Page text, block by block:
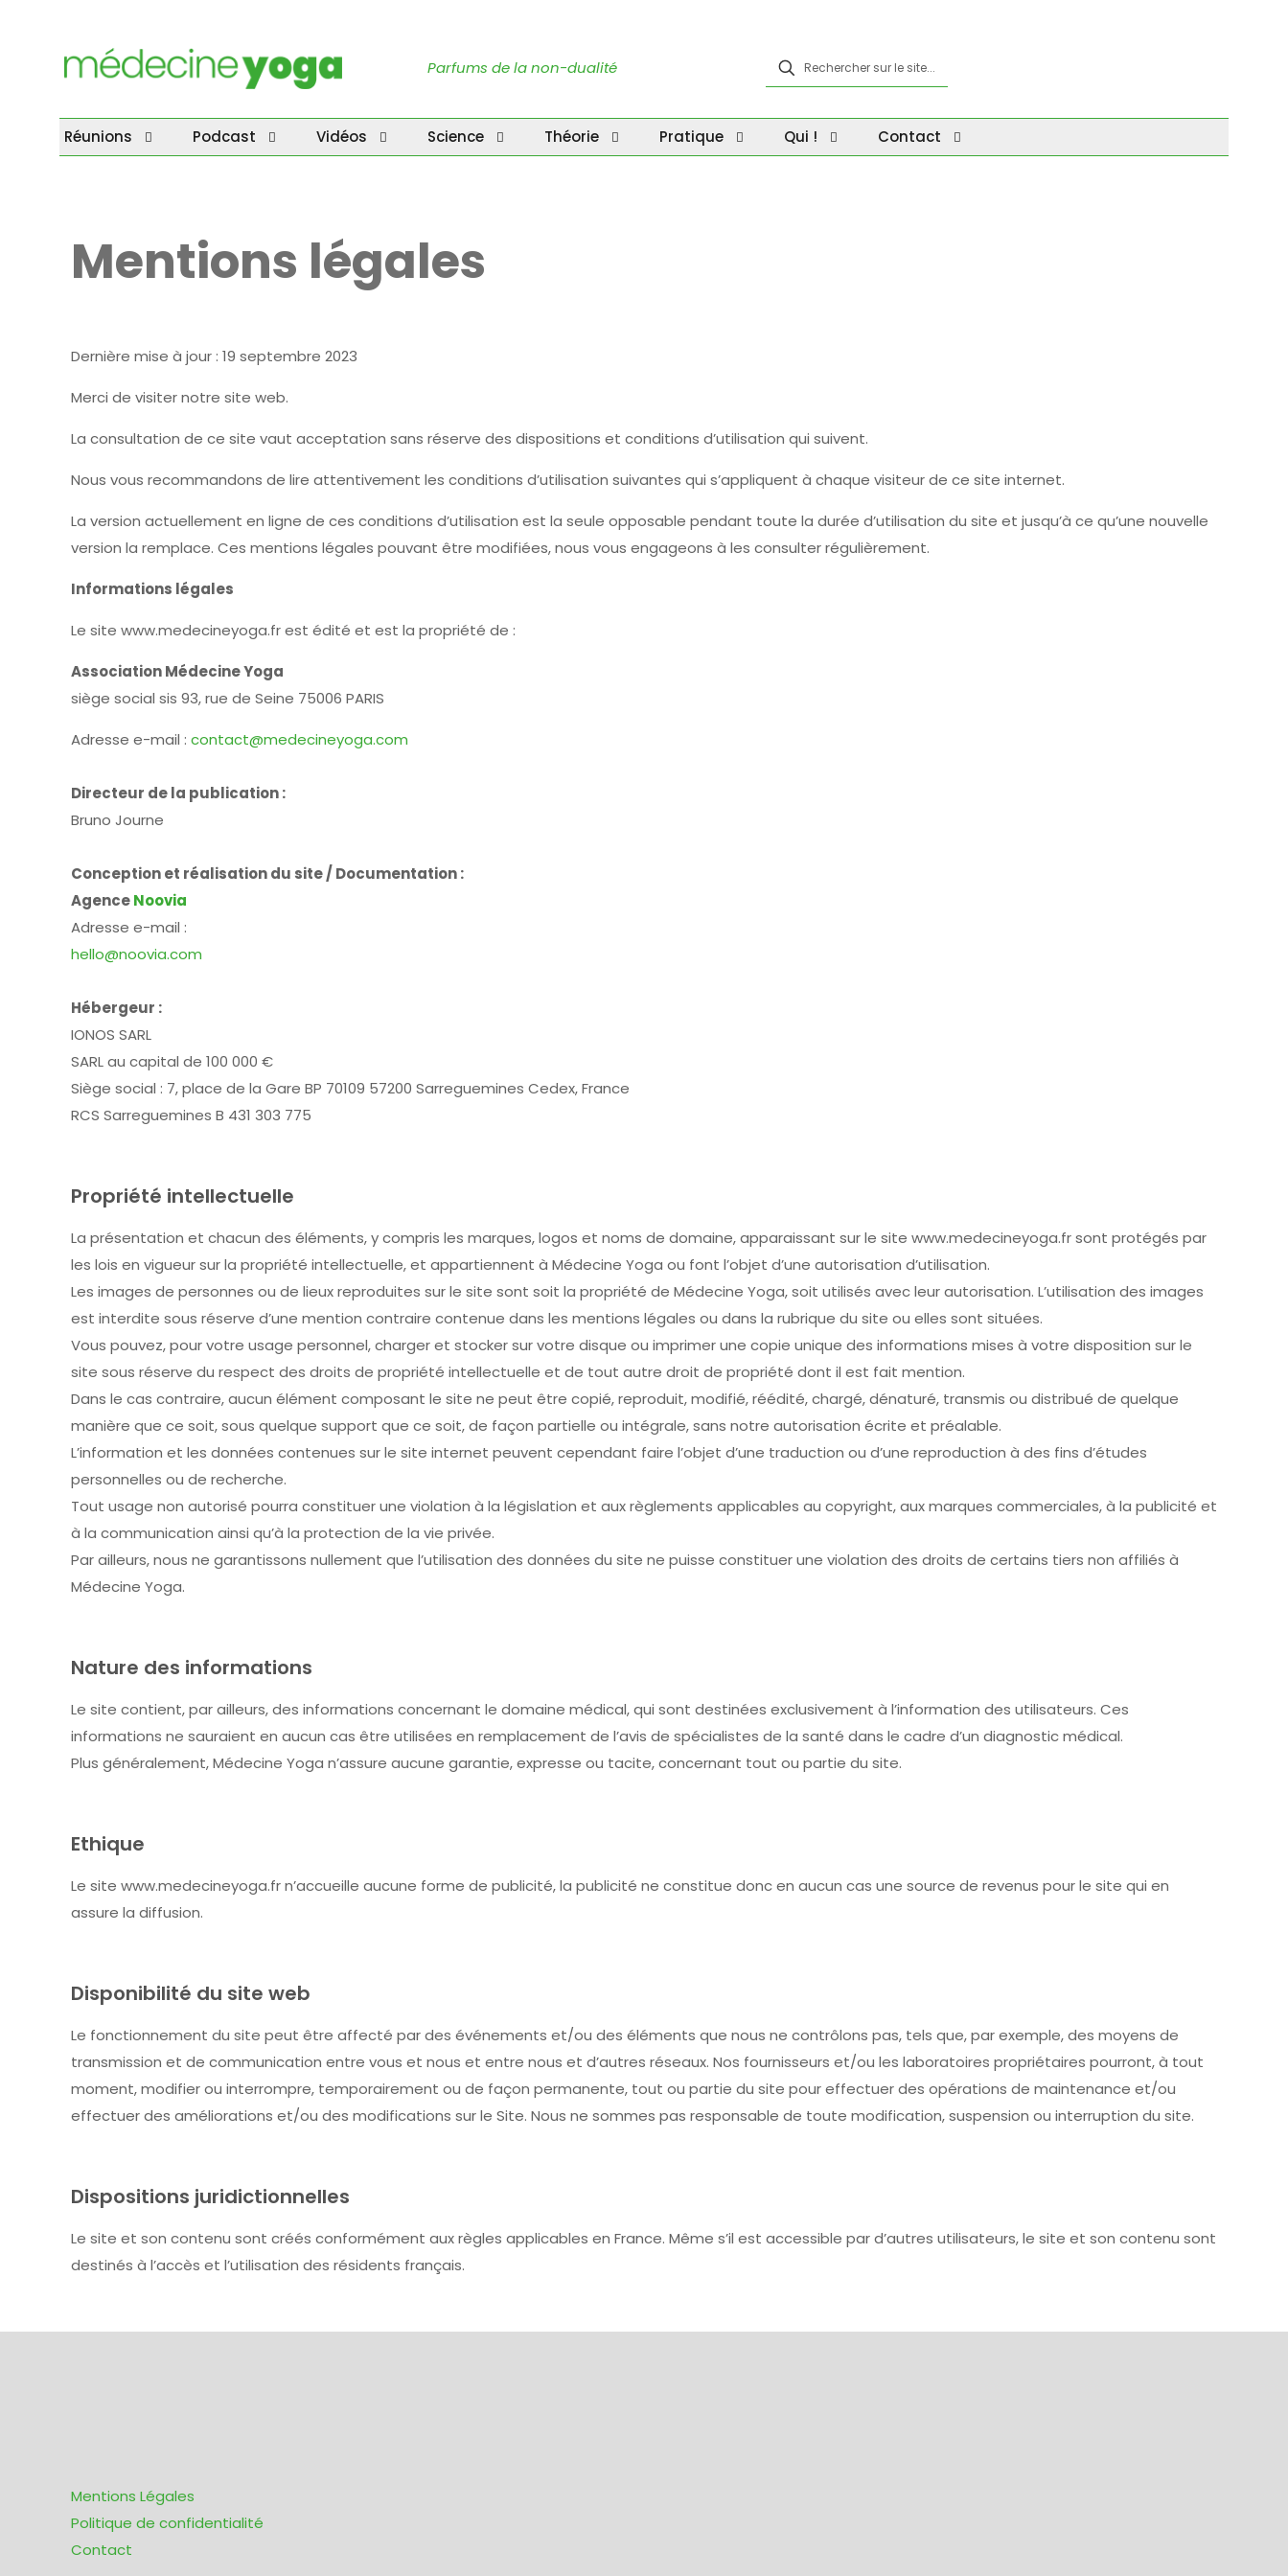
Parfums de la non-dualité
Réunions Podcast Vidéos Science Théorie Pratique Qui ! Contact
Mentions légales
Dernière mise à jour : 19 septembre 2023
Merci de visiter notre site web.
La consultation de ce site vaut acceptation sans réserve des dispositions et conditions d’utilisation qui suivent.
Nous vous recommandons de lire attentivement les conditions d’utilisation suivantes qui s’appliquent à chaque visiteur de ce site internet.
La version actuellement en ligne de ces conditions d’utilisation est la seule opposable pendant toute la durée d’utilisation du site et jusqu’à ce qu’une nouvelle
version la remplace. Ces mentions légales pouvant être modifiées, nous vous engageons à les consulter régulièrement.
Informations légales
Le site www.medecineyoga.fr est édité et est la propriété de :
Association Médecine Yoga
siège social sis 93, rue de Seine 75006 PARIS
Adresse e-mail : contact@medecineyoga.com
Directeur de la publication :
Bruno Journe
Conception et réalisation du site / Documentation :
AgenceNoovia
Adresse e-mail :
hello@noovia.com
Hébergeur :
IONOS SARL
SARL au capital de 100 000 €
Siège social : 7, place de la Gare BP 70109 57200 Sarreguemines Cedex, France
RCS Sarreguemines B 431 303 775
Propriété intellectuelle
La présentation et chacun des éléments, y compris les marques, logos et noms de domaine, apparaissant sur le site www.medecineyoga.fr sont protégés par
les lois en vigueur sur la propriété intellectuelle, et appartiennent à Médecine Yoga ou font l’objet d’une autorisation d’utilisation.
Les images de personnes ou de lieux reproduites sur le site sont soit la propriété de Médecine Yoga, soit utilisés avec leur autorisation. L’utilisation des images
est interdite sous réserve d’une mention contraire contenue dans les mentions légales ou dans la rubrique du site ou elles sont situées.
Vous pouvez, pour votre usage personnel, charger et stocker sur votre disque ou imprimer une copie unique des informations mises à votre disposition sur le
site sous réserve du respect des droits de propriété intellectuelle et de tout autre droit de propriété dont il est fait mention.
Dans le cas contraire, aucun élément composant le site ne peut être copié, reproduit, modifié, réédité, chargé, dénaturé, transmis ou distribué de quelque
manière que ce soit, sous quelque support que ce soit, de façon partielle ou intégrale, sans notre autorisation écrite et préalable.
L’information et les données contenues sur le site internet peuvent cependant faire l’objet d’une traduction ou d’une reproduction à des fins d’études
personnelles ou de recherche.
Tout usage non autorisé pourra constituer une violation à la législation et aux règlements applicables au copyright, aux marques commerciales, à la publicité et
à la communication ainsi qu’à la protection de la vie privée.
Par ailleurs, nous ne garantissons nullement que l’utilisation des données du site ne puisse constituer une violation des droits de certains tiers non affiliés à
Médecine Yoga.
Nature des informations
Le site contient, par ailleurs, des informations concernant le domaine médical, qui sont destinées exclusivement à l’information des utilisateurs. Ces
informations ne sauraient en aucun cas être utilisées en remplacement de l’avis de spécialistes de la santé dans le cadre d’un diagnostic médical.
Plus généralement, Médecine Yoga n’assure aucune garantie, expresse ou tacite, concernant tout ou partie du site.
Ethique
Le site www.medecineyoga.fr n’accueille aucune forme de publicité, la publicité ne constitue donc en aucun cas une source de revenus pour le site qui en
assure la diffusion.
Disponibilité du site web
Le fonctionnement du site peut être affecté par des événements et/ou des éléments que nous ne contrôlons pas, tels que, par exemple, des moyens de
transmission et de communication entre vous et nous et entre nous et d’autres réseaux. Nos fournisseurs et/ou les laboratoires propriétaires pourront, à tout
moment, modifier ou interrompre, temporairement ou de façon permanente, tout ou partie du site pour effectuer des opérations de maintenance et/ou
effectuer des améliorations et/ou des modifications sur le Site. Nous ne sommes pas responsable de toute modification, suspension ou interruption du site.
Dispositions juridictionnelles
Le site et son contenu sont créés conformément aux règles applicables en France. Même s’il est accessible par d’autres utilisateurs, le site et son contenu sont
destinés à l’accès et l’utilisation des résidents français.
Mentions Légales
Politique de confidentialité
Contact